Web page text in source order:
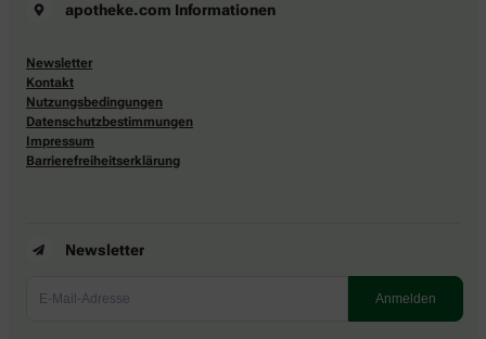
apotheke.com Informationen
Newsletter
Kontakt
Nutzungsbedingungen
Datenschutzbestimmungen
Impressum
Barrierefreiheitserklärung
Newsletter